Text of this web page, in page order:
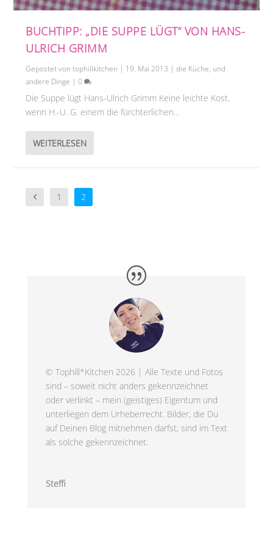
BUCHTIPP: „DIE SUPPE LÜGT“ VON HANS-
ULRICH GRIMM
Gepostet vontophillkitchen | 19. Mai 2013 |die Küche, und
andere Dinge |0
Die Suppe lügt Hans-Ulrich Grimm Keine leichte Kost,
wenn H.-U. G. einem die fürchterlichen...
WEITERLESEN
1 2
© Tophill*Kitchen 2026 | Alle Texte und Fotos
sind – soweit nicht anders gekennzeichnet
oder verlinkt – mein (geistiges) Eigentum und
unterliegen dem Urheberrecht. Bilder, die Du
auf Deinen Blog mitnehmen darfst, sind im Text
als solche gekennzeichnet.
Steffi